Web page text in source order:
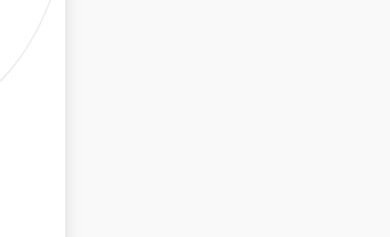
НЕОБХОДИМОГО ВРЕМЕНИ
УЧАСТИЕ ПОСТОЯННО